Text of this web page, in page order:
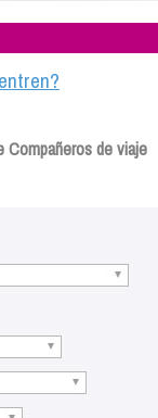
Compañeros de viaje